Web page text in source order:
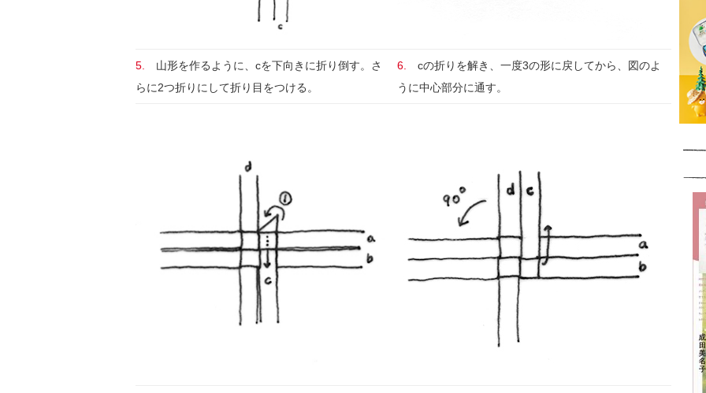
5.
山形を作るように、cを下向きに折り倒す。さ
らに2つ折りにして折り目をつける。
6.
cの折りを解き、一度3の形に戻してから、図のよ
うに中心部分に通す。